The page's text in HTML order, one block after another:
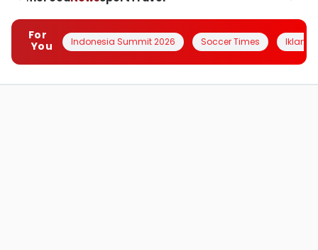
For
You
Indonesia Summit 2026 Soccer Times Iklanin